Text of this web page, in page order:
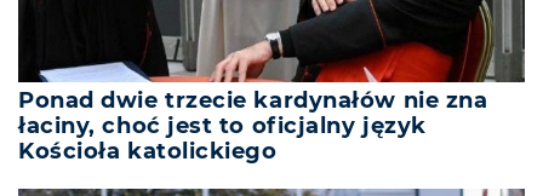
Ponad dwie trzecie kardynałów nie zna
łaciny, choć jest to oficjalny język
Kościoła katolickiego